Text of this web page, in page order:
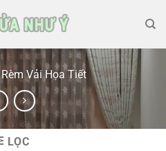
Rèm Vải Họa Tiết
LỌC